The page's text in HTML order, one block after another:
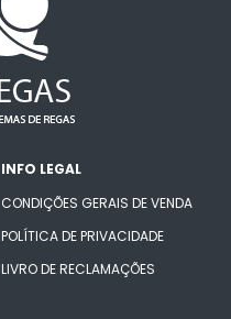
INFO LEGAL
CONDIÇÕES GERAIS DE VENDA
POLÍTICA DE PRIVACIDADE
LIVRO DE RECLAMAÇÕES